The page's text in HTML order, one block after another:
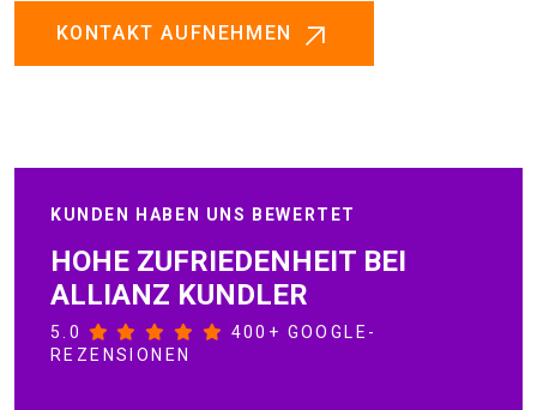
KONTAKT AUFNEHMEN
KUNDEN HABEN UNS BEWERTET
HOHE ZUFRIEDENHEIT BEI
ALLIANZ KUNDLER
5.0
400+ GOOGLE-
REZENSIONEN